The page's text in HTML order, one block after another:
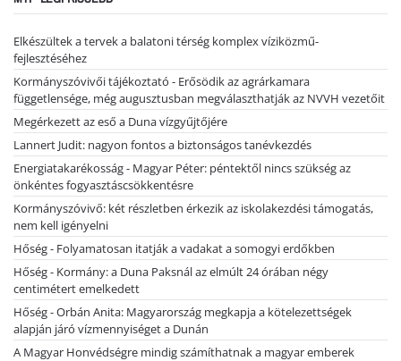
Elkészültek a tervek a balatoni térség komplex víziközmű-
fejlesztéséhez
Kormányszóvivői tájékoztató - Erősödik az agrárkamara
függetlensége, még augusztusban megválaszthatják az NVVH vezetőit
Megérkezett az eső a Duna vízgyűjtőjére
Lannert Judit: nagyon fontos a biztonságos tanévkezdés
Energiatakarékosság - Magyar Péter: péntektől nincs szükség az
önkéntes fogyasztáscsökkentésre
Kormányszóvivő: két részletben érkezik az iskolakezdési támogatás,
nem kell igényelni
Hőség - Folyamatosan itatják a vadakat a somogyi erdőkben
Hőség - Kormány: a Duna Paksnál az elmúlt 24 órában négy
centimétert emelkedett
Hőség - Orbán Anita: Magyarország megkapja a kötelezettségek
alapján járó vízmennyiséget a Dunán
A Magyar Honvédségre mindig számíthatnak a magyar emberek